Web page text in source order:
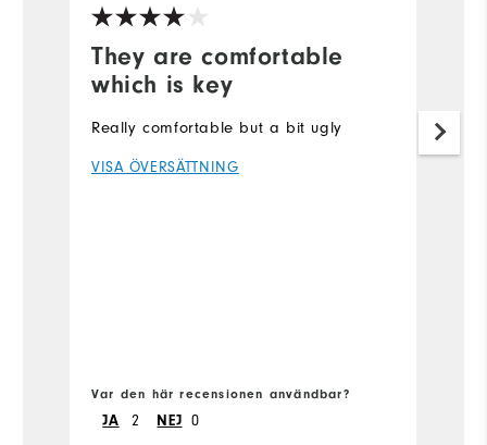
They are comfortable
which is key
Really comfortable but a bit ugly
VISA ÖVERSÄTTNING
Var den här recensionen användbar?
JA 2 NEJ 0